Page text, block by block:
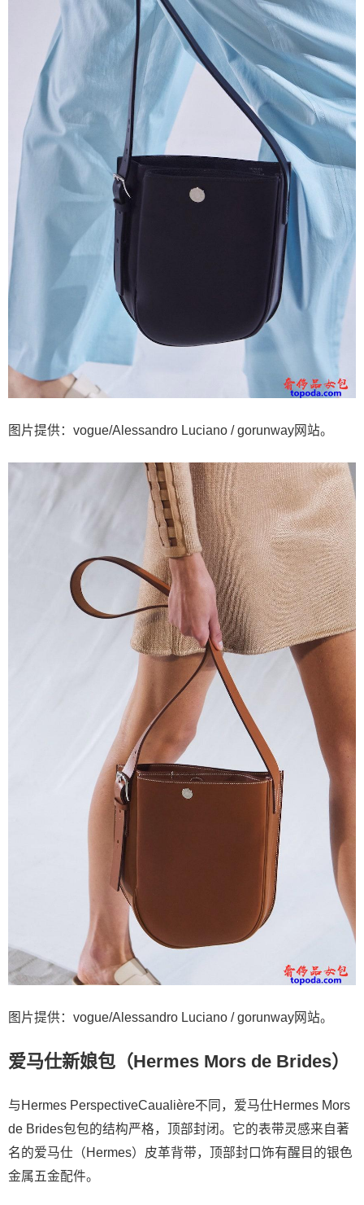
图片提供：vogue/Alessandro Luciano / gorunway网站。
图片提供：vogue/Alessandro Luciano / gorunway网站。
爱马仕新娘包（Hermes Mors de Brides）
与Hermes PerspectiveCaualière不同，爱马仕Hermes Mors
de Brides包包的结构严格，顶部封闭。它的表带灵感来自著
名的爱马仕（Hermes）皮革背带，顶部封口饰有醒目的银色
金属五金配件。